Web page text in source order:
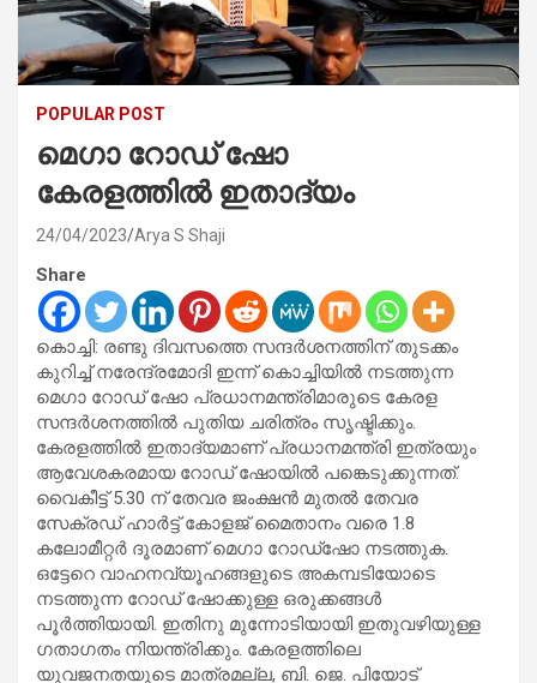
POPULAR POST
മെഗാ റോഡ് ഷോ
കേരളത്തില്‍ ഇതാദ്യം
24/04/2023 Arya S Shaji
Share
കൊച്ചി: രണ്ടു ദിവസത്തെ സന്ദര്‍ശനത്തിന് തുടക്കം
കുറിച്ച് നരേന്ദ്രമോദി ഇന്ന് കൊച്ചിയില്‍ നടത്തുന്ന
മെഗാ റോഡ് ഷോ പ്രധാനമന്ത്രിമാരുടെ കേരള
സന്ദര്‍ശനത്തില്‍ പുതിയ ചരിത്രം സൃഷ്ടിക്കും.
കേരളത്തില്‍ ഇതാദ്യമാണ് പ്രധാനമന്ത്രി ഇത്രയും
ആവേശകരമായ റോഡ് ഷോയില്‍ പങ്കെടുക്കുന്നത്.
വൈകീട്ട് 5.30 ന് തേവര ജംക്ഷന്‍ മുതല്‍ തേവര
സേക്രഡ് ഹാര്‍ട്ട് കോളജ് മൈതാനം വരെ 1.8
കലോമീറ്റര്‍ ദൂരമാണ് മെഗാ റോഡ്‌ഷോ നടത്തുക.
ഒട്ടേറെ വാഹനവ്യൂഹങ്ങളുടെ അകമ്പടിയോടെ
നടത്തുന്ന റോഡ് ഷോക്കുള്ള ഒരുക്കങ്ങള്‍
പൂര്‍ത്തിയായി. ഇതിനു മുന്നോടിയായി ഇതുവഴിയുള്ള
ഗതാഗതം നിയന്ത്രിക്കും. കേരളത്തിലെ
യുവജനതയുടെ മാത്രമല്ല, ബി. ജെ. പിയോട്